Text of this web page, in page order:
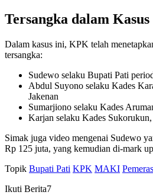
Tersangka dalam
Dalam kasus ini, KPK telah
tersangka:
Sudewo selaku Bupati Pati
Abdul Suyono selaku Kades
Jakenan
Sumarjiono selaku Kades
Karjan selaku Kades Sukorukun,
Simak juga video mengenai Sudewo
Rp 125 juta, yang kemudian di-mark
Topik Bupati Pati KPK MAKI
Ikuti Berita7